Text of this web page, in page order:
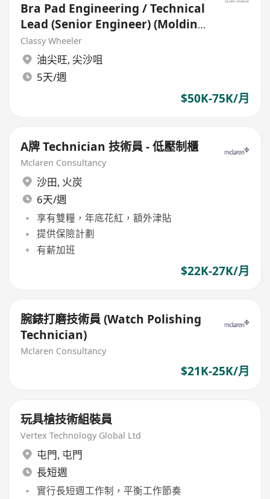
Bra Pad Engineering / Technical
Lead (Senior Engineer) (Molding
& Production)
Classy Wheeler
油尖旺, 尖沙咀
5天/週
$50K-75K/月
A牌 Technician 技術員 - 低壓制櫃
Mclaren Consultancy
沙田, 火炭
6天/週
享有雙糧，年底花紅，額外津貼
提供保險計劃
有薪加班
$22K-27K/月
腕錶打磨技術員 (Watch Polishing
Technician)
Mclaren Consultancy
$21K-25K/月
玩具槍技術組裝員
Vertex Technology Global Ltd
屯門, 屯門
長短週
實行長短週工作制，平衡工作節奏